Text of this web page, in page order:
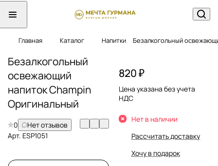
Главная Каталог Напитки Безалкогольный
Безалкогольный
освежающий
напиток Champin
Оригинальный
0
Нет отзывов
Арт. ESP1051
820 ₽
Цена указана без учета
НДС
Нет в наличии
Рассчитать доставку
Хочу в подарок